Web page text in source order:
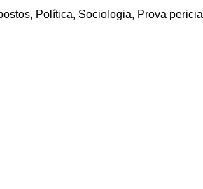
Política, Sociologia, Prova pericial